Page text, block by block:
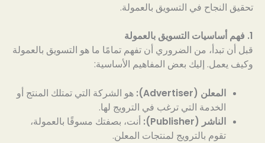
تحقيق النجاح في التسويق بالعمولة.
1. فهم أساسيات التسويق بالعمولة
قبل أن تبدأ، من الضروري أن تفهم تمامًا ما هو التسويق بالعمولة
وكيف يعمل. إليك بعض المفاهيم الأساسية:
المعلن (Advertiser):
هو الشركة التي تمتلك المنتج أو
الخدمة التي ترغب في الترويج لها.
الناشر (Publisher):
أنت، بصفتك مسوقًا بالعمولة،
تقوم بالترويج لمنتجات المعلن.